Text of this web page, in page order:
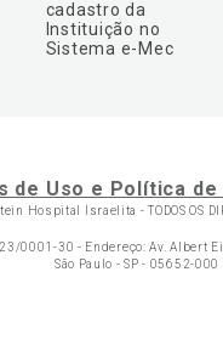
cadastro da
Instituição no
Sistema e-Mec
de Uso e Política de
Hospital Israelita -TODOS OS
0001-30 - Endereço: Av. Albert
São Paulo - SP - 05652-000